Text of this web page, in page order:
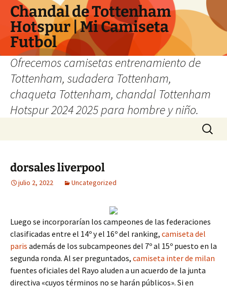
Chandal de Tottenham
Hotspur | Mi Camiseta
Futbol
Ofrecemos camisetas entrenamiento de
Tottenham, sudadera Tottenham,
chaqueta Tottenham, chandal Tottenham
Hotspur 2024 2025 para hombre y niño.
Buscar:
dorsales liverpool
julio 2, 2022 Uncategorized
Luego se incorporarían los campeones de las federaciones
clasificadas entre el 14º y el 16º del ranking, camiseta del
paris además de los subcampeones del 7º al 15º puesto en la
segunda ronda. Al ser preguntados, camiseta inter de milan
fuentes oficiales del Rayo aluden a un acuerdo de la junta
directiva «cuyos términos no se harán públicos». Si en